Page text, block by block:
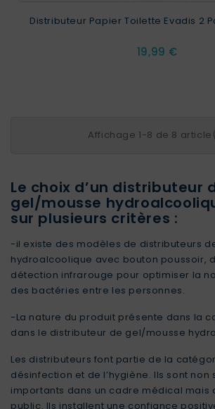
Distributeur Papier Toilette Evadis 2
Prix
19,99 €
Affichage 1-8 de 8
Le choix d’un distributeur
gel/mousse
sur plusieurs critères :
-il existe des modèles de distributeurs
hydroalcoolique avec bouton poussoir,
détection infrarouge pour optimiser la
des bactéries entre les personnes.
-La nature du produit présente dans la
dans le distributeur de gel/mousse
Les distributeurs font partie de la
désinfection et de l’hygiène. Ils sont non
importants dans un cadre médical mais
public. Ils installent une confiance